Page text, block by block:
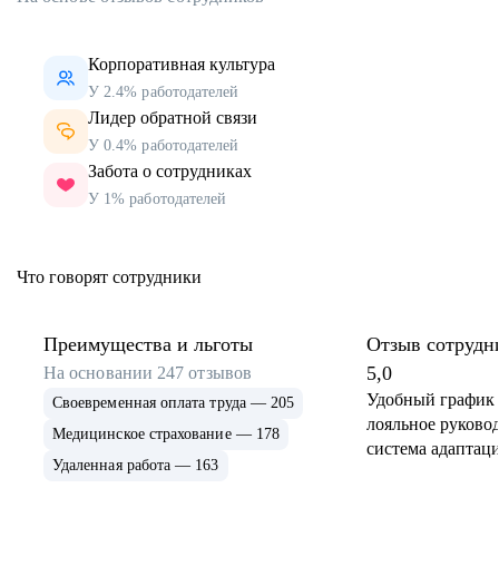
Корпоративная культура
У 2.4% работодателей
Лидер обратной связи
У 0.4% работодателей
Забота о сотрудниках
У 1% работодателей
Что говорят сотрудники
Преимущества и льготы
На основании 247 отзывов
Своевременная оплата труда — 205
Медицинское страхование — 178
Удаленная работа — 163
Отзыв
5,0
Удобный график
лояльное
система